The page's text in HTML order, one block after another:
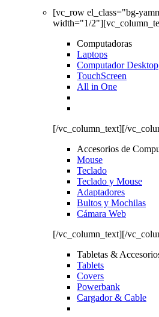
[vc_row el_class="bg-
width="1/
Computadoras
Laptops
Computador Desktop
TouchScreen
All in One
[/vc_column_text][/
Accesorios de
Mouse
Teclado
Teclado y Mouse
Adaptadores
Bultos y Mochilas
Cámara Web
[/vc_column_text][/
Tabletas &
Tablets
Covers
Powerbank
Cargador & Cable